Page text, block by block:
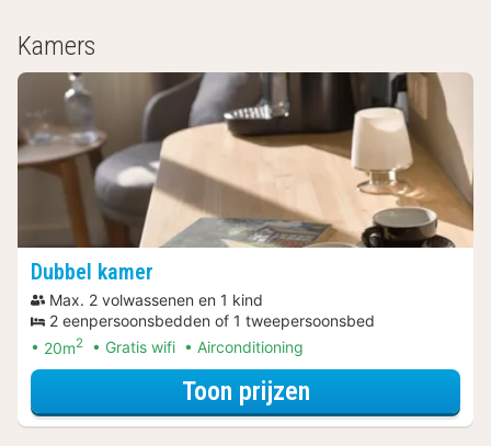
Kamers
Dubbel kamer
Max. 2 volwassenen en 1 kind
2 eenpersoonsbedden of 1 tweepersoonsbed
20m2 Gratis wifi Airconditioning
Toon prijzenvoor